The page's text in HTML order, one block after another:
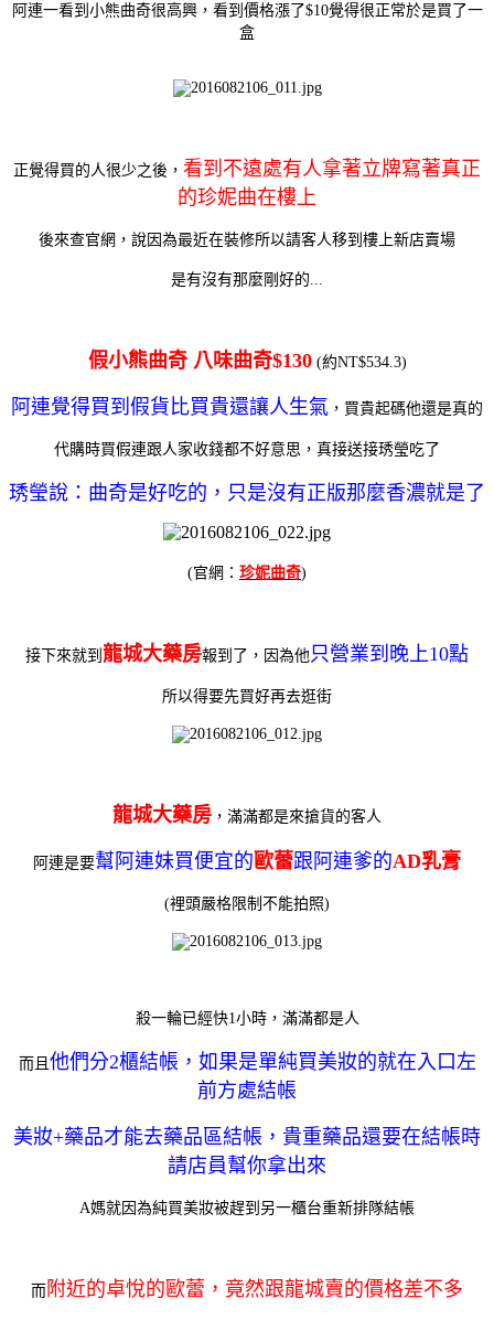
阿連一看到小熊曲奇很高興，看到價格漲了$10覺得很正常於是買了一
盒
正覺得買的人很少之後， 看到不遠處有人拿著立牌寫著真正
的珍妮曲在樓上
後來查官網，說因為最近在裝修所以請客人移到樓上新店賣場
是有沒有那麼剛好的...
假小熊曲奇 八味曲奇$130(約NT$534.3)
阿連覺得買到假貨比買貴還讓人生氣 ，買貴起碼他還是真的
代購時買假連跟人家收錢都不好意思，真接送接琇瑩吃了
琇瑩說：曲奇是好吃的，只是沒有正版那麼香濃就是了
(官網： 珍妮曲奇)
接下來就到 龍城大藥房報到了，因為他 只營業到晚上10點
所以得要先買好再去逛街
龍城大藥房 ，滿滿都是來搶貨的客人
阿連是要幫阿連妹買便宜的歐蕾跟阿連爹的AD乳膏
(裡頭嚴格限制不能拍照)
殺一輪已經快1小時，滿滿都是人
而且 他們分2櫃結帳，如果是單純買美妝的就在入口左
前方處結帳
美妝+藥品才能去藥品區結帳，貴重藥品還要在結帳時
請店員幫你拿出來
A媽就因為純買美妝被趕到另一櫃台重新排隊結帳
而 附近的卓悅的歐蕾，竟然跟龍城賣的價格差不多